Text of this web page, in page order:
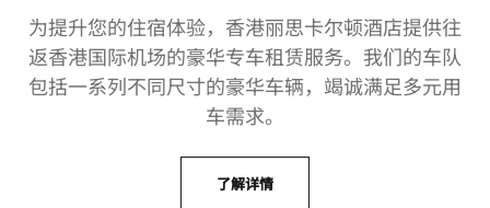
为提升您的住宿体验，香港丽思卡尔顿酒店提供往
返香港国际机场的豪华专车租赁服务。我们的车队
包括一系列不同尺寸的豪华车辆，竭诚满足多元用
车需求。
了解详情